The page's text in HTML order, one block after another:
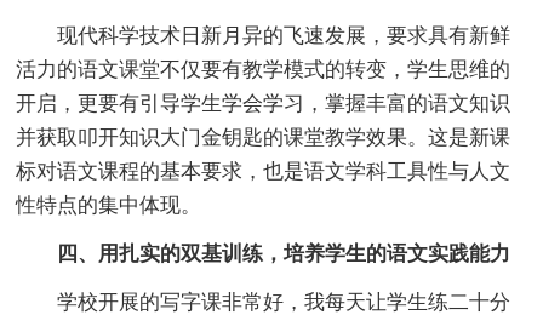
现代科学技术日新月异的飞速发展，要求具有新鲜
活力的语文课堂不仅要有教学模式的转变，学生思维的
开启，更要有引导学生学会学习，掌握丰富的语文知识
并获取叩开知识大门金钥匙的课堂教学效果。这是新课
标对语文课程的基本要求，也是语文学科工具性与人文
性特点的集中体现。
四、用扎实的双基训练，培养学生的语文实践能力
学校开展的写字课非常好，我每天让学生练二十分